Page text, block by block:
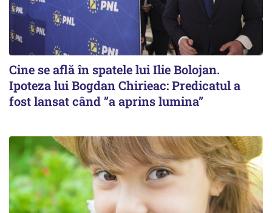
Cine se află în spatele lui Ilie Bolojan.
Ipoteza lui Bogdan Chirieac: Predicatul a
fost lansat când ”a aprins lumina”